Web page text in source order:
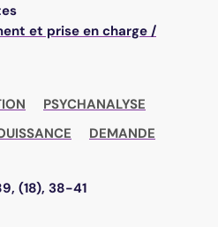
et prise en charge /
PSYCHANALYSE
DEMANDE
(18), 38-41